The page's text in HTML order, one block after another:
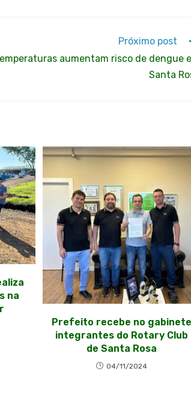
Próximo post
aumentam risco de dengue
Santa
na
Prefeito recebe no gabinete
integrantes do Rotary Club
de Santa Rosa
04/11/2024